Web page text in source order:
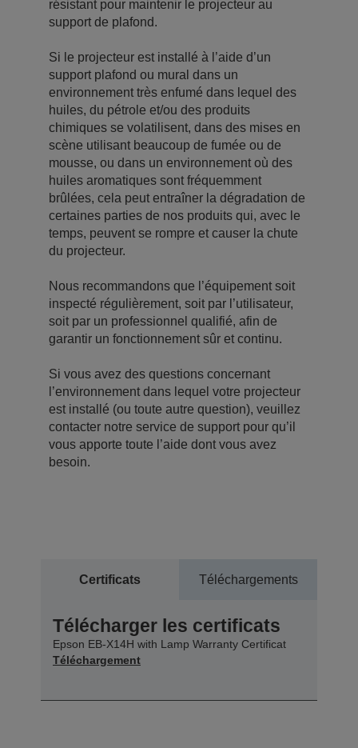
résistant pour maintenir le projecteur au
support de plafond.
Si le projecteur est installé à l’aide d’un
support plafond ou mural dans un
environnement très enfumé dans lequel des
huiles, du pétrole et/ou des produits
chimiques se volatilisent, dans des mises en
scène utilisant beaucoup de fumée ou de
mousse, ou dans un environnement où des
huiles aromatiques sont fréquemment
brûlées, cela peut entraîner la dégradation de
certaines parties de nos produits qui, avec le
temps, peuvent se rompre et causer la chute
du projecteur.
Nous recommandons que l’équipement soit
inspecté régulièrement, soit par l’utilisateur,
soit par un professionnel qualifié, afin de
garantir un fonctionnement sûr et continu.
Si vous avez des questions concernant
l’environnement dans lequel votre projecteur
est installé (ou toute autre question), veuillez
contacter notre service de support pour qu’il
vous apporte toute l’aide dont vous avez
besoin.
Certificats Téléchargements
Télécharger les certificats
Epson EB-X14H with Lamp Warranty Certificat
Téléchargement